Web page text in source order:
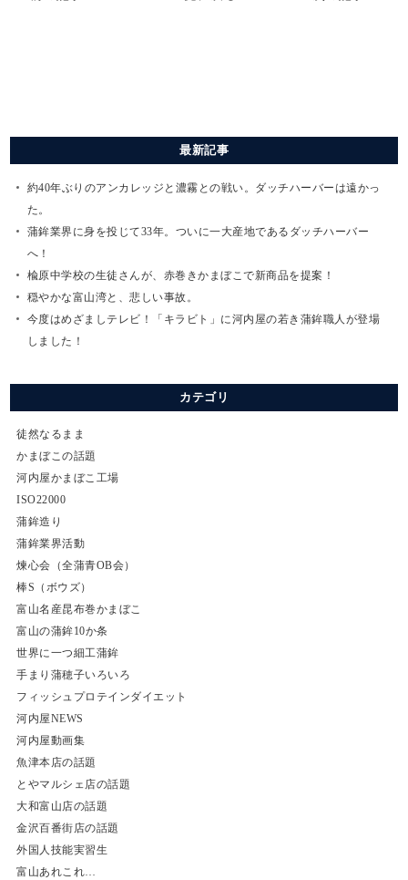
最新記事
約40年ぶりのアンカレッジと濃霧との戦い。ダッチハーバーは遠かっ
た。
蒲鉾業界に身を投じて33年。ついに一大産地であるダッチハーバー
へ！
楡原中学校の生徒さんが、赤巻きかまぼこで新商品を提案！
穏やかな富山湾と、悲しい事故。
今度はめざましテレビ！「キラビト」に河内屋の若き蒲鉾職人が登場
しました！
カテゴリ
徒然なるまま
かまぼこの話題
河内屋かまぼこ工場
ISO22000
蒲鉾造り
蒲鉾業界活動
煉心会（全蒲青OB会）
棒S（ボウズ）
富山名産昆布巻かまぼこ
富山の蒲鉾10か条
世界に一つ細工蒲鉾
手まり蒲穂子いろいろ
フィッシュプロテインダイエット
河内屋NEWS
河内屋動画集
魚津本店の話題
とやマルシェ店の話題
大和富山店の話題
金沢百番街店の話題
外国人技能実習生
富山あれこれ…